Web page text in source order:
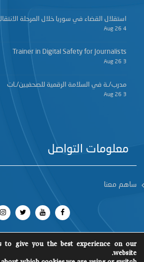
استقلال القضاء في سوريا خلال المرحلة
4 Aug 26
Trainer in Digital Safety for Journalists
3 Aug 26
مدرب/ـة في السلامة الرقمية للصحفيين/ـات
3 Aug 26
معلومات التواصل
ساهم معنا
to give you the best experience on our
website.